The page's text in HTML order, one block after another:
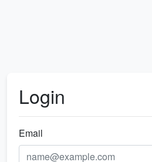
Login
Email